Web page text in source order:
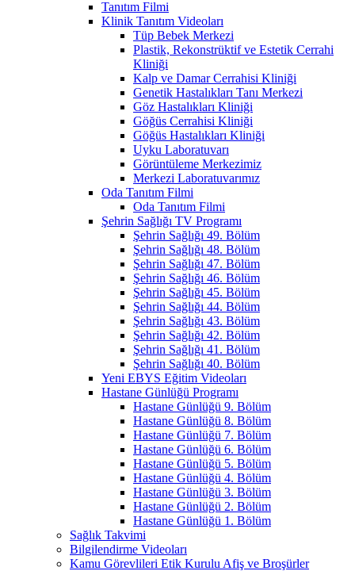
Tanıtım Filmi
Klinik Tanıtım Videoları
Tüp Bebek Merkezi
Plastik, Rekonstrüktif ve Estetik Cerrahi
Kliniği
Kalp ve Damar Cerrahisi Kliniği
Genetik Hastalıkları Tanı Merkezi
Göz Hastalıkları Kliniği
Göğüs Cerrahisi Kliniği
Göğüs Hastalıkları Kliniği
Uyku Laboratuvarı
Görüntüleme Merkezimiz
Merkezi Laboratuvarımız
Oda Tanıtım Filmi
Oda Tanıtım Filmi
Şehrin Sağlığı TV Programı
Şehrin Sağlığı 49. Bölüm
Şehrin Sağlığı 48. Bölüm
Şehrin Sağlığı 47. Bölüm
Şehrin Sağlığı 46. Bölüm
Şehrin Sağlığı 45. Bölüm
Şehrin Sağlığı 44. Bölüm
Şehrin Sağlığı 43. Bölüm
Şehrin Sağlığı 42. Bölüm
Şehrin Sağlığı 41. Bölüm
Şehrin Sağlığı 40. Bölüm
Yeni EBYS Eğitim Videoları
Hastane Günlüğü Programı
Hastane Günlüğü 9. Bölüm
Hastane Günlüğü 8. Bölüm
Hastane Günlüğü 7. Bölüm
Hastane Günlüğü 6. Bölüm
Hastane Günlüğü 5. Bölüm
Hastane Günlüğü 4. Bölüm
Hastane Günlüğü 3. Bölüm
Hastane Günlüğü 2. Bölüm
Hastane Günlüğü 1. Bölüm
Sağlık Takvimi
Bilgilendirme Videoları
Kamu Görevlileri Etik Kurulu Afiş ve Broşürler